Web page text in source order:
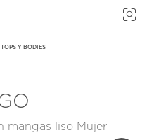
TOPS Y BODIES
mangas liso Mujer